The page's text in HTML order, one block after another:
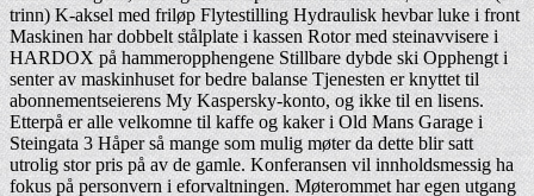
trinn) K-aksel med friløp Flytestilling Hydraulisk hevbar luke i front
Maskinen har dobbelt stålplate i kassen Rotor med steinavvisere i
HARDOX på hammeropphengene Stillbare dybde ski Opphengt i
senter av maskinhuset for bedre balanse Tjenesten er knyttet til
abonnementseierens My Kaspersky-konto, og ikke til en lisens.
Etterpå er alle velkomne til kaffe og kaker i Old Mans Garage i
Steingata 3 Håper så mange som mulig møter da dette blir satt
utrolig stor pris på av de gamle. Konferansen vil innholdsmessig ha
fokus på personvern i eforvaltningen. Møterommet har egen utgang